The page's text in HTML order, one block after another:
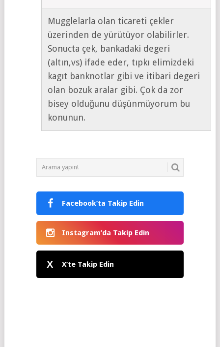
Mugglelarla olan ticareti çekler
üzerinden de yürütüyor olabilirler.
Sonucta çek, bankadaki degeri
(altın,vs) ifade eder, tıpkı elimizdeki
kagıt banknotlar gibi ve itibari degeri
olan bozuk aralar gibi. Çok da zor
bisey olduğunu düşünmüyorum bu
konunun.
Facebook’ta Takip Edin
Instagram’da Takip Edin
X X’te Takip Edin